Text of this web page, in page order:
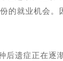
的就业机会
后遗症正在逐